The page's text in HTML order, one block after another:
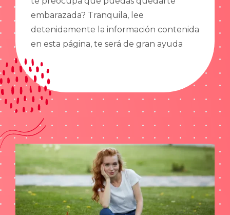
embarazada? Tranquila, lee
detenidamente la información contenida
en esta página, te será de gran ayuda